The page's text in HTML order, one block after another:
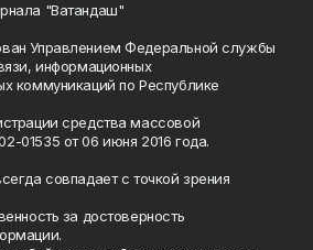
"Ватандаш"
Управлением Федеральной службы
информационных
коммуникаций по Республике
средства массовой
01535 от 06 июня 2016 года.
совпадает с точкой зрения
за достоверность